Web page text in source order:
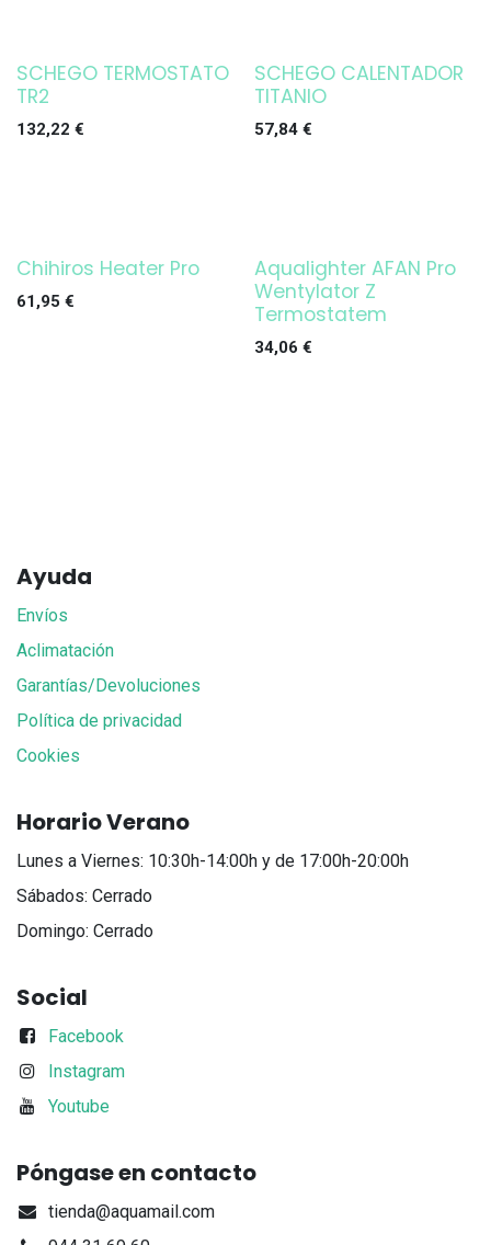
SCHEGO TERMOSTATO
TR2
132,22 €
SCHEGO CALENTADOR
TITANIO
57,84€
¡OFERTA!
Chihiros Heater Pro
61,95 € ¡OFERTA!
Aqualighter AFAN Pro
Wentylator Z
Termostatem
34,06 €
Ayuda
Envíos
Aclimatación
Garantías/Devoluciones
Política de privacidad
Cookies
Horario Verano
Lunes a Viernes: 10:30h-14:00h y de 17:00h-20:00h
Sábados: Cerrado
Domingo: Cerrado
Social
Facebook
Instagram
Youtube
Póngase en contacto
tienda@aquamail.com